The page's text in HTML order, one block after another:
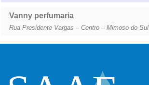
Vanny perfumaria
Rua Presidente Vargas – Centro – Mimoso do Sul